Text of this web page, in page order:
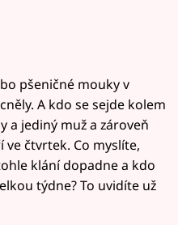
pšeničné mouky v
A kdo se sejde kolem
a jediný muž a zároveň
ve čtvrtek. Co myslíte,
klání dopadne a kdo
týdne? To uvidíte už